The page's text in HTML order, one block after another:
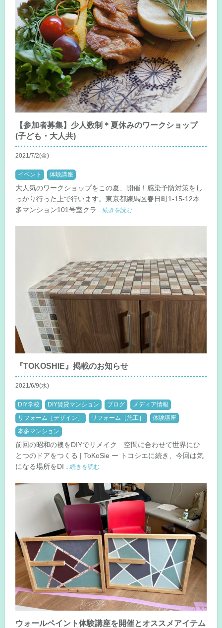
【参加者募集】少人数制＊夏休みのワークショップ
(子ども・大人共)
2021/7/2(金)
イベント 体験講座
大人気のワークショップをこの夏、開催！感染予防対策をし
っかり行った上で行います。東京都練馬区春日町1-15-12本
多マンション101号室クラ ...続きを読む
『TOKOSHIE』掲載のお知らせ
2021/6/9(水)
DIY学校 DIY賃貸マンション ブログ
メディア情報
リフォーム［デザイン］
リフォーム［施工］
体験講座
本多マンション
前回の昭和の襖をDIYでリメイク 空間に合わせて世界にひ
とつのドアをつくる | ToKoSie ー トコシエに続き、今回は気
になる場所をDI ...続きを読む
ウォールペイント体験講座を開催とオススメアイテム